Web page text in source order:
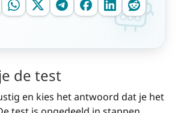
de test
en kies het antwoord dat je het